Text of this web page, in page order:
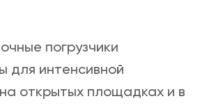
погрузчики
для интенсивной
открытых площадках и в